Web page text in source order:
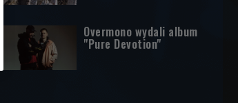
Overmono wydali album
"Pure Devotion"